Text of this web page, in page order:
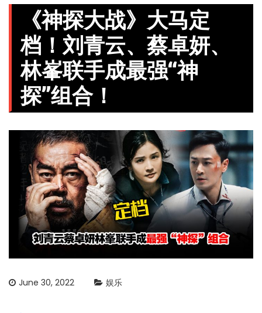
《神探大战》大马定
档！刘青云、蔡卓妍、
林峯联手成最强“神
探”组合！
June 30, 2022 娱乐